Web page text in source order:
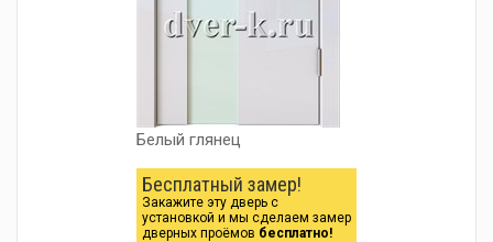
Белый глянец
Бесплатный замер!
Закажите эту дверь с
установкой и мы сделаем замер
дверных проёмов бесплатно!